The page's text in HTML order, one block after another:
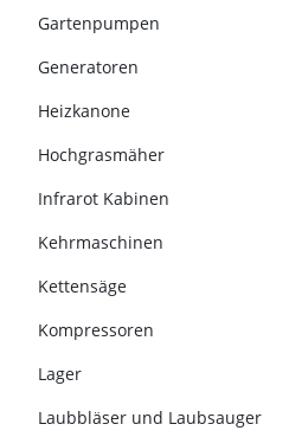
Gartenpumpen
Generatoren
Heizkanone
Hochgrasmäher
Infrarot Kabinen
Kehrmaschinen
Kettensäge
Kompressoren
Lager
Laubbläser und Laubsauger